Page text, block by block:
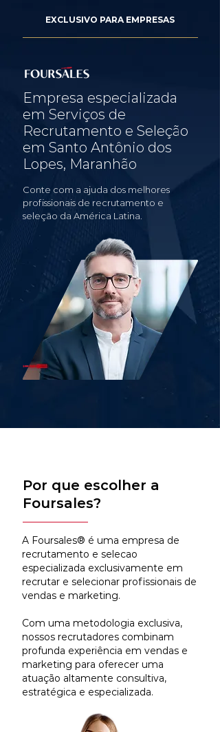
EXCLUSIVO PARA EMPRESAS
Empresa especializada
em Serviços de
Recrutamento e Seleção
em Santo Antônio dos
Lopes, Maranhão
Conte com a ajuda dos melhores
profissionais de recrutamento e
seleção da América Latina.
Por que escolher a
Foursales?
A Foursales® é uma empresa de
recrutamento e selecao
especializada exclusivamente em
recrutar e selecionar profissionais de
vendas e marketing.
Com uma metodologia exclusiva,
nossos recrutadores combinam
profunda experiência em vendas e
marketing para oferecer uma
atuação altamente consultiva,
estratégica e especializada.